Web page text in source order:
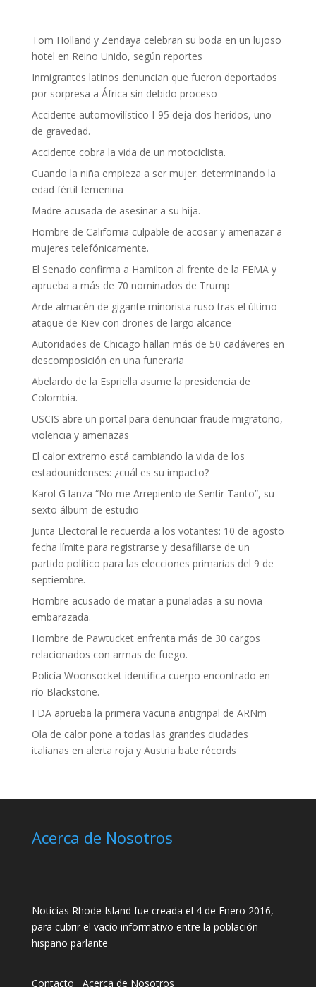
Tom Holland y Zendaya celebran su boda en un lujoso
hotel en Reino Unido, según reportes
Inmigrantes latinos denuncian que fueron deportados
por sorpresa a África sin debido proceso
Accidente automovilístico I-95 deja dos heridos, uno
de gravedad.
Accidente cobra la vida de un motociclista.
Cuando la niña empieza a ser mujer: determinando la
edad fértil femenina
Madre acusada de asesinar a su hija.
Hombre de California culpable de acosar y amenazar a
mujeres telefónicamente.
El Senado confirma a Hamilton al frente de la FEMA y
aprueba a más de 70 nominados de Trump
Arde almacén de gigante minorista ruso tras el último
ataque de Kiev con drones de largo alcance
Autoridades de Chicago hallan más de 50 cadáveres en
descomposición en una funeraria
Abelardo de la Espriella asume la presidencia de
Colombia.
USCIS abre un portal para denunciar fraude migratorio,
violencia y amenazas
El calor extremo está cambiando la vida de los
estadounidenses: ¿cuál es su impacto?
Karol G lanza “No me Arrepiento de Sentir Tanto”, su
sexto álbum de estudio
Junta Electoral le recuerda a los votantes: 10 de agosto
fecha límite para registrarse y desafiliarse de un
partido político para las elecciones primarias del 9 de
septiembre.
Hombre acusado de matar a puñaladas a su novia
embarazada.
Hombre de Pawtucket enfrenta más de 30 cargos
relacionados con armas de fuego.
Policía Woonsocket identifica cuerpo encontrado en
río Blackstone.
FDA aprueba la primera vacuna antigripal de ARNm
Ola de calor pone a todas las grandes ciudades
italianas en alerta roja y Austria bate récords
Acerca de Nosotros
Noticias Rhode Island fue creada el 4 de Enero 2016,
para cubrir el vacío informativo entre la población
hispano parlante
Contacto Acerca de Nosotros